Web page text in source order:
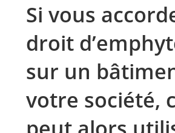
Si vous
droit
sur un
votre société,